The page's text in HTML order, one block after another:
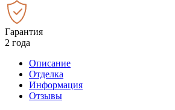
Гарантия
2 года
Описание
Отделка
Информация
Отзывы